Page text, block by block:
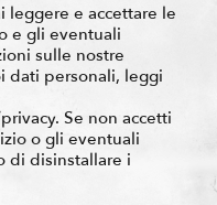
leggere e accettare le
e gli eventuali
sulle nostre
dati personali, leggi
Se non accetti
o gli eventuali
di disinstallare i